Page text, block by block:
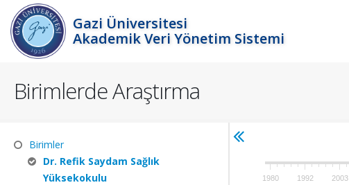
Gazi Üniversitesi
Akademik Veri Yönetim Sistemi
Birimlerde Araştırma
Birimler
Dr. Refik Saydam Sağlık
Yüksekokulu
1980 1992 2003